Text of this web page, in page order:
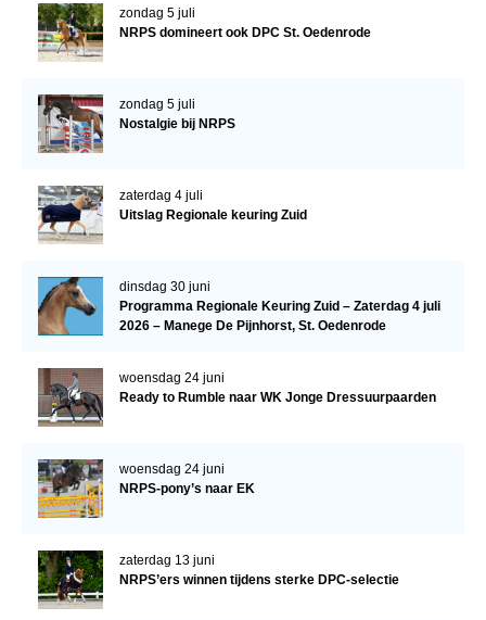
Röntgenonderzoek
Dekhengsten
Zoek een hengst
Hengstenselectie
AANMELDEN HENGSTENKEURING ONDER HET
ZADEL 2026
Verrichtingsonderzoek NRPS
Verrichtingsonderzoek 2025-2026
Verrichtingsonderzoek 2022-2023
Verrichtingsonderzoek 2020-2021
zondag 5 juli
NRPS domineert ook DPC St. Oedenrode
zondag 5 juli
Nostalgie bij NRPS
zaterdag 4 juli
Uitslag Regionale keuring Zuid
dinsdag 30 juni
Programma Regionale Keuring Zuid – Zaterdag 4 juli
2026 – Manege De Pijnhorst, St. Oedenrode
woensdag 24 juni
Ready to Rumble naar WK Jonge Dressuurpaarden
woensdag 24 juni
NRPS-pony’s naar EK
zaterdag 13 juni
NRPS’ers winnen tijdens sterke DPC-selectie